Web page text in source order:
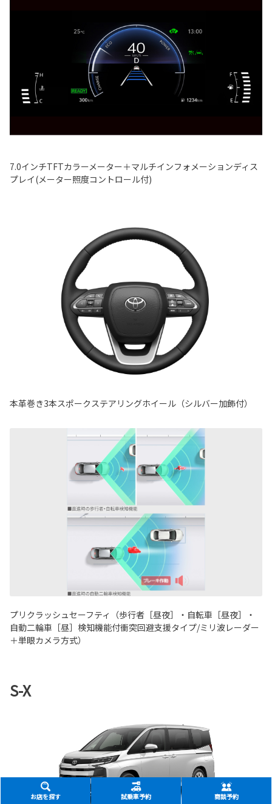
7.0インチTFTカラーメーター＋マルチインフォメーションディス
プレイ(メーター照度コントロール付)
本革巻き3本スポークステアリングホイール（シルバー加飾付）
プリクラッシュセーフティ（歩行者［昼夜］・自転車［昼夜］・
自動二輪車［昼］検知機能付衝突回避支援タイプ/ミリ波レーダー
＋単眼カメラ方式）
S-X
お店を探す 試乗車予約 商談予約